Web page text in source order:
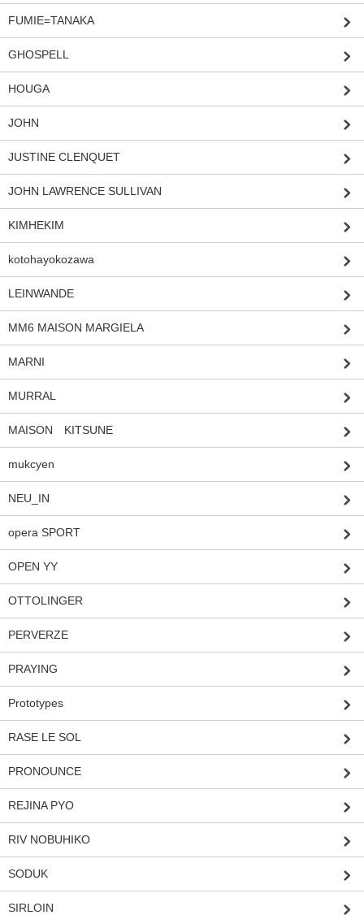
FUMIE=TANAKA
GHOSPELL
HOUGA
JOHN
JUSTINE CLENQUET
JOHN LAWRENCE SULLIVAN
KIMHEKIM
kotohayokozawa
LEINWANDE
MM6 MAISON MARGIELA
MARNI
MURRAL
MAISON KITSUNE
mukcyen
NEU_IN
opera SPORT
OPEN YY
OTTOLINGER
PERVERZE
PRAYING
Prototypes
RASE LE SOL
PRONOUNCE
REJINA PYO
RIV NOBUHIKO
SODUK
SIRLOIN